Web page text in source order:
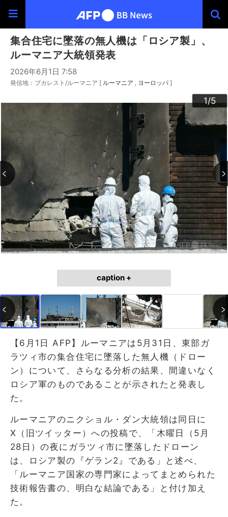
集合住宅に墜落の無人機は「ロシア製」、
ルーマニア大統領発表
2026年6月1日 7:58
発信地：ブカレスト/ルーマニア [ ルーマニア ヨーロッパ ]
1/5
2/5
3/5
4/5
5/5
caption +
【6月1日 AFP】ルーマニアは5月31日、東部ガ
ラツィ市の集合住宅に墜落した無人機（ドロー
ン）について、さらなる分析の結果、間違いなく
ロシア軍のものであることが示されたと発表し
た。
ルーマニアのニクショル・ダン大統領は同日に
X（旧ツイッター）への投稿で、「木曜日（5月
28日）の夜にガラツィ市に墜落したドローン
は、ロシア製の『ゲラン2』である」と述べ、
「ルーマニア国家の専門家によってまとめられた
技術報告書の、明白な結論である」と付け加え
た。